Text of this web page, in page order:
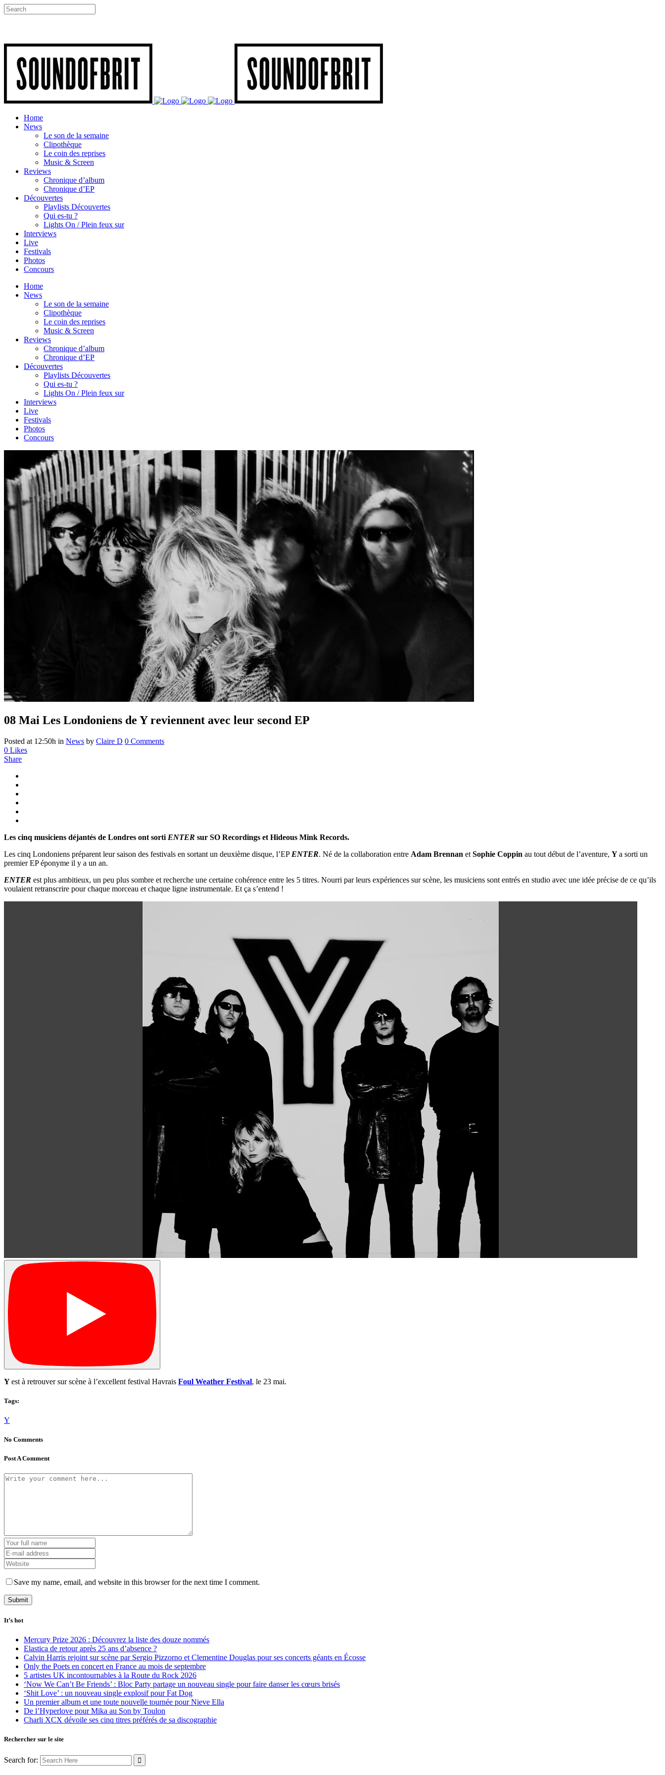
Home
News
Le son de la semaine
Clipothèque
Le coin des reprises
Music & Screen
Reviews
Chronique d’album
Chronique d’EP
Découvertes
Playlists Découvertes
Qui es-tu ?
Lights On / Plein feux sur
Interviews
Live
Festivals
Photos
Concours
Home
News
Le son de la semaine
Clipothèque
Le coin des reprises
Music & Screen
Reviews
Chronique d’album
Chronique d’EP
Découvertes
Playlists Découvertes
Qui es-tu ?
Lights On / Plein feux sur
Interviews
Live
Festivals
Photos
Concours
08 Mai Les Londoniens de Y reviennent avec leur second EP
Posted at 12:50h in News by Claire D 0 Comments
0 Likes
Share
Les cinq musiciens déjantés de Londres ont sorti ENTER sur SO Recordings et Hideous Mink Records.
Les cinq Londoniens préparent leur saison des festivals en sortant un deuxième disque, l’EP ENTER. Né de la collaboration entre Adam Brennan et Sophie Coppin au tout début de l’aventure, Ya sorti un
premier EP éponyme il y a un an.
ENTER est plus ambitieux, un peu plus sombre et recherche une certaine cohérence entre les 5 titres. Nourri par leurs expériences sur scène, les musiciens sont entrés en studio avec une idée précise de ce qu’ils
voulaient retranscrire pour chaque morceau et chaque ligne instrumentale. Et ça s’entend !
Yest à retrouver sur scène à l’excellent festival Havrais Foul Weather Festival, le 23 mai.
Tags:
Y
No Comments
Post A Comment
Save my name, email, and website in this browser for the next time I comment.
It’s hot
Mercury Prize 2026 : Découvrez la liste des douze nommés
Elastica de retour après 25 ans d’absence ?
Calvin Harris rejoint sur scène par Sergio Pizzorno et Clementine Douglas pour ses concerts géants en Écosse
Only the Poets en concert en France au mois de septembre
5 artistes UK incontournables à la Route du Rock 2026
‘Now We Can’t Be Friends’ : Bloc Party partage un nouveau single pour faire danser les cœurs brisés
‘Shit Love’ : un nouveau single explosif pour Fat Dog
Un premier album et une toute nouvelle tournée pour Nieve Ella
De l’Hyperlove pour Mika au Son by Toulon
Charli XCX dévoile ses cinq titres préférés de sa discographie
Rechercher sur le site
Search for: